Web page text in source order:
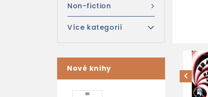
Non-fiction
Více kategorií
Nové knihy